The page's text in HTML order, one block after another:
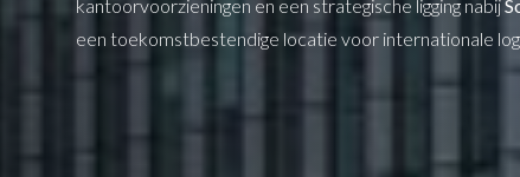
kantoorvoorzieningen en een strategische ligging nabij
een toekomstbestendige locatie voor internationale